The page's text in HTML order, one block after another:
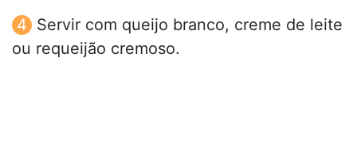
Servir com queijo branco, creme de leite
ou requeijão cremoso.